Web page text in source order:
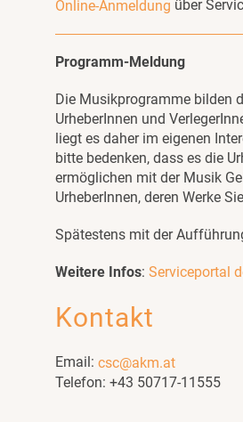
Online-Anmeldung über
Programm-Meldung
Die Musikprogramme bilden
UrheberInnen und
liegt es daher im eigenen
bitte bedenken, dass es die
ermöglichen mit der Musik
UrheberInnen, deren Werke
Spätestens mit der
Weitere Infos: Serviceportal
Kontakt
Email: csc@akm.at
Telefon: +43 50717-11555